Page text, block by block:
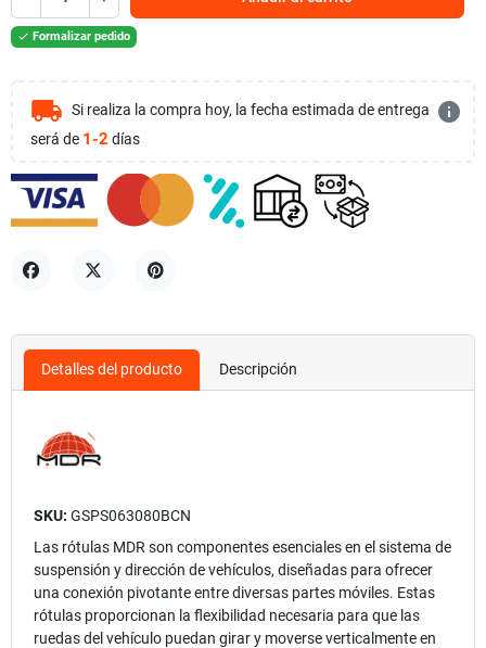
 Formalizar pedido
local_shipping Si realiza la compra hoy, la fecha estimada de entrega
será de 1-2 días
info
Detalles del producto Descripción
SKU: GSPS063080BCN
Las rótulas MDR son componentes esenciales en el sistema de
suspensión y dirección de vehículos, diseñadas para ofrecer
una conexión pivotante entre diversas partes móviles. Estas
rótulas proporcionan la flexibilidad necesaria para que las
ruedas del vehículo puedan girar y moverse verticalmente en